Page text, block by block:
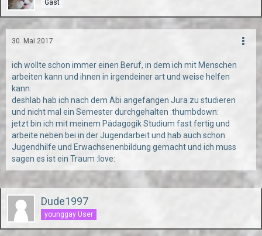
Gast
30. Mai 2017
ich wollte schon immer einen Beruf, in dem ich mit Menschen
arbeiten kann und ihnen in irgendeiner art und weise helfen
kann.
deshlab hab ich nach dem Abi angefangen Jura zu studieren
und nicht mal ein Semester durchgehalten :thumbdown:
jetzt bin ich mit meinem Pädagogik Studium fast fertig und
arbeite neben bei in der Jugendarbeit und hab auch schon
Jugendhilfe und Erwachsenenbildung gemacht und ich muss
sagen es ist ein Traum :love:
Dude1997
younggay User